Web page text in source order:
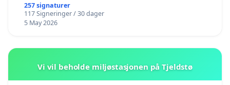
257 signaturer
117 Signeringer / 30 dager
5 May 2026
Vi vil beholde miljøstasjonen på Tjeldstø